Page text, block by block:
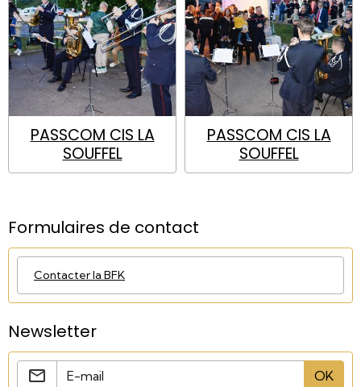
PASSCOM CIS LA
SOUFFEL
PASSCOM CIS LA
SOUFFEL
Formulaires de contact
Contacter la BFK
Newsletter
OK